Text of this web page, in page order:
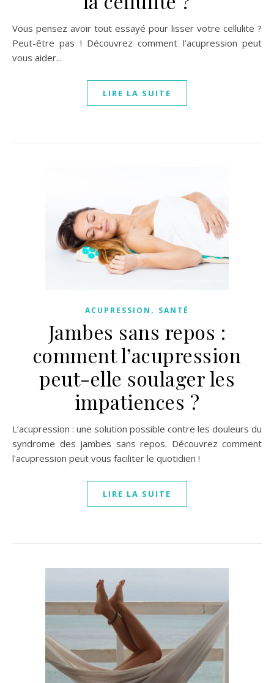
Vous pensez avoir tout essayé pour lisser votre cellulite ?
Peut-être pas ! Découvrez comment l'acupression peut
vous aider...
LIRE LA SUITE
ACUPRESSION , SANTÉ
Jambes sans repos :
comment l’acupression
peut-elle soulager les
impatiences ?
L’acupression : une solution possible contre les douleurs du
syndrome des jambes sans repos. Découvrez comment
l'acupression peut vous faciliter le quotidien !
LIRE LA SUITE